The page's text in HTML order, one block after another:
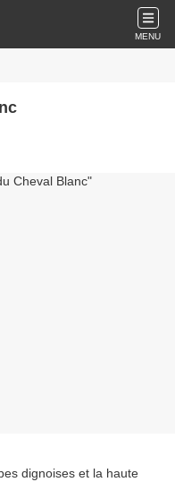
MENU
dignoises et la haute